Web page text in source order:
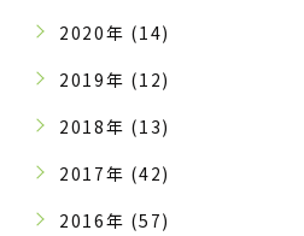
2020年 (14)
2019年 (12)
2018年 (13)
2017年 (42)
2016年 (57)